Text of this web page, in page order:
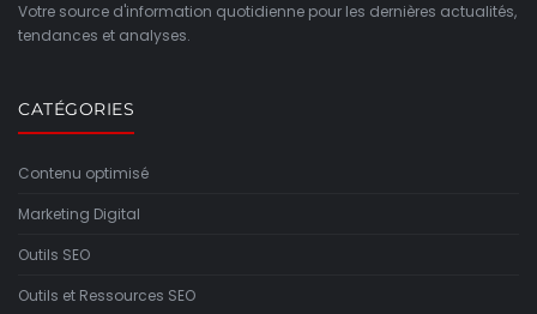
Votre source d'information quotidienne pour les dernières actualités,
tendances et analyses.
CATÉGORIES
Contenu optimisé
Marketing Digital
Outils SEO
Outils et Ressources SEO